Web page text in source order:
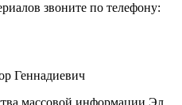
звоните по телефону:
Геннадиевич